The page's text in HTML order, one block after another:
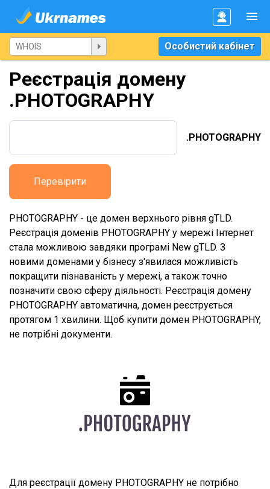
Особистий кабінет
Реєстрація домену
.PHOTOGRAPHY
.PHOTOGRAPHY
Перевірити
PHOTOGRAPHY - це домен верхнього рівня gTLD.
Реєстрація доменів PHOTOGRAPHY у мережі Інтернет
стала можливою завдяки програмі New gTLD. З
новими доменами у бізнесу з'явилася можливість
покращити пізнаваність у мережі, а також точно
позначити свою сферу діяльності. Реєстрація домену
PHOTOGRAPHY автоматична, домен реєструється
протягом 1 хвилини. Щоб купити домен PHOTOGRAPHY,
не потрібні документи.
Для реєстрації домену PHOTOGRAPHY не потрібно